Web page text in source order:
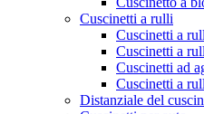
Cuscinetti a rulli
Cuscinetti a
Cuscinetti a
Cuscinetti ad
Cuscinetti a
Distanziale del